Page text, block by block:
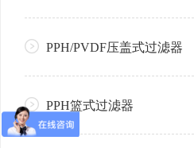
PPH/PVDF压盖式过滤器
PPH篮式过滤器